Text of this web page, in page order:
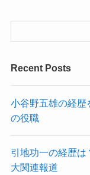
Recent Posts
小谷野五雄の経歴
の役職
引地功一の経歴
大関連報道